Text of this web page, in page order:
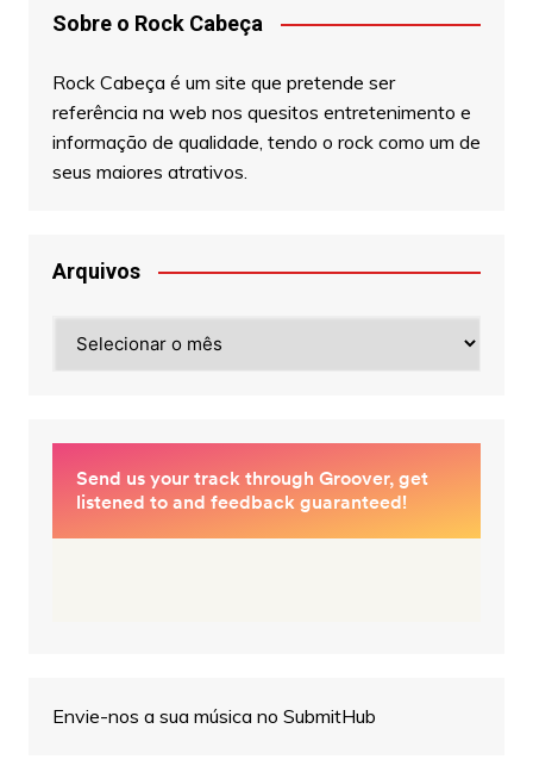
Sobre o Rock Cabeça
Rock Cabeça é um site que pretende ser
referência na web nos quesitos entretenimento e
informação de qualidade, tendo o rock como um de
seus maiores atrativos.
Arquivos
Envie-nos a sua música no SubmitHub